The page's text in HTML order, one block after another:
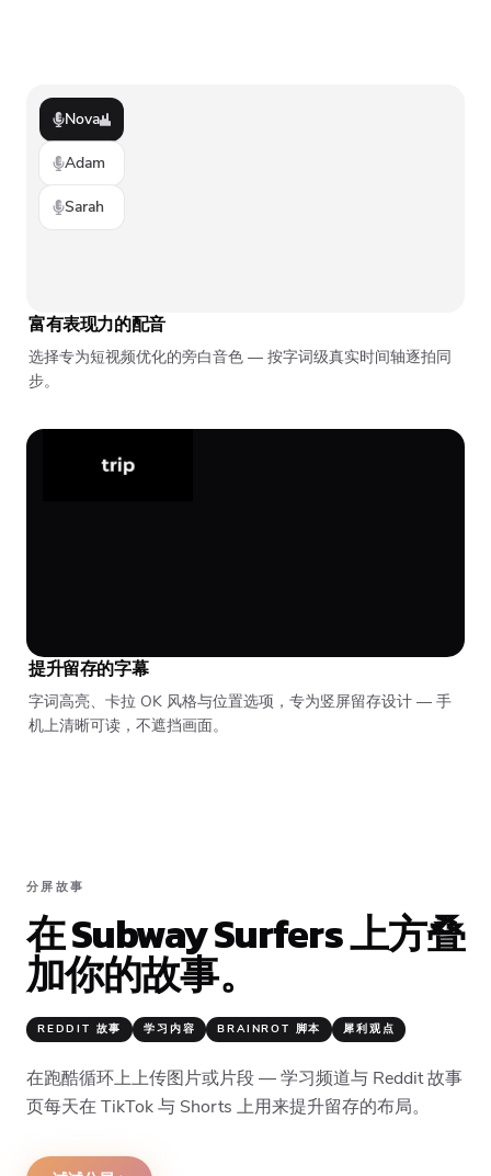
Nova
Adam
Sarah
富有表现力的配音
选择专为短视频优化的旁白音色 — 按字词级真实时间轴逐拍同
步。
提升留存的字幕
字词高亮、卡拉 OK 风格与位置选项，专为竖屏留存设计 — 手
机上清晰可读，不遮挡画面。
分屏故事
在 Subway Surfers 上方叠
加你的故事。
REDDIT 故事 学习内容 BRAINROT 脚本 犀利观点
在跑酷循环上上传图片或片段 — 学习频道与 Reddit 故事
页每天在 TikTok 与 Shorts 上用来提升留存的布局。